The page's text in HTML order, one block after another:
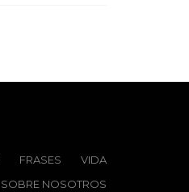
FRASES
VIDA
SOBRE NOSOTROS